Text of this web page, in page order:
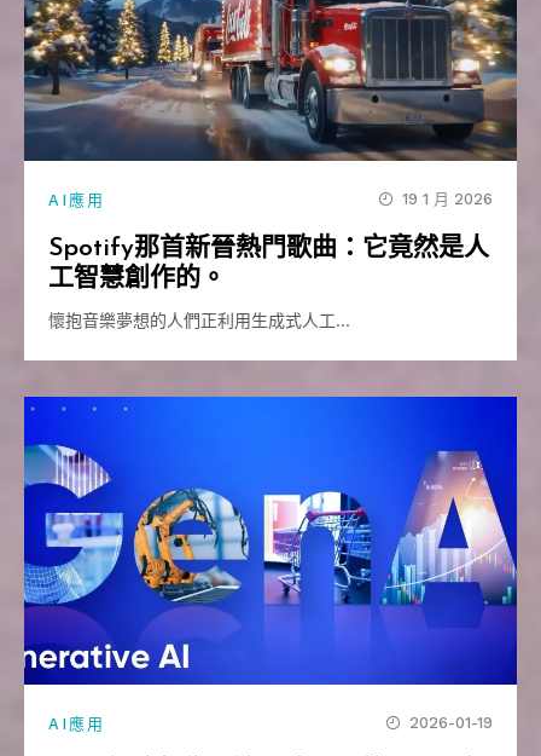
AI應用 19 1 月 2026
Spotify那首新晉熱門歌曲：它竟然是人
工智慧創作的。
懷抱音樂夢想的人們正利用生成式人工…
AI應用 2026-01-19